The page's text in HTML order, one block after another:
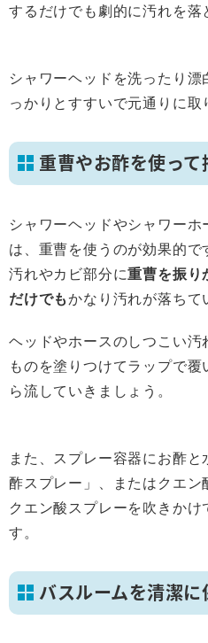
するだけでも劇的に汚れを落
シャワーヘッドを洗ったり
っかりとすすいで元通りに取
重曹やお酢を使って
シャワーヘッドやシャワー
は、重曹を使うのが効果的で
汚れやカビ部分に重曹を振り
だけでもかなり汚れが落ちて
ヘッドやホースのしつこい汚
ものを塗りつけてラップで
ら流していきましょう。
また、スプレー容器にお酢
酢スプレー」、またはクエ
クエン酸スプレーを吹きか
す。
バスルームを清潔に